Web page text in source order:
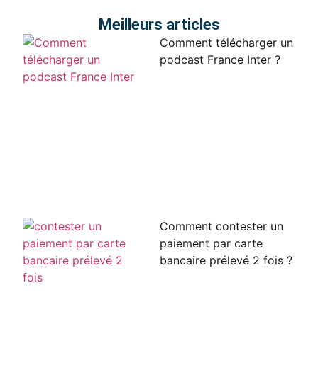
Meilleurs articles
Comment télécharger un
podcast France Inter ?
Comment contester un
paiement par carte
bancaire prélevé 2 fois ?